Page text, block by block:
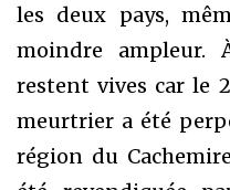
les deux pays,
moindre ampleur.
restent vives car le
meurtrier a été
région du